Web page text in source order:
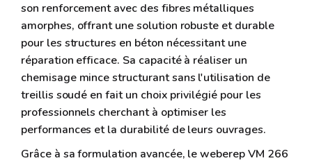
son renforcement avec des fibres métalliques
amorphes, offrant une solution robuste et durable
pour les structures en béton nécessitant une
réparation efficace. Sa capacité à réaliser un
chemisage mince structurant sans l'utilisation de
treillis soudé en fait un choix privilégié pour les
professionnels cherchant à optimiser les
performances et la durabilité de leurs ouvrages.
Grâce à sa formulation avancée, le weberep VM 266